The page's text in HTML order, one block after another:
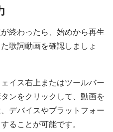
終わったら、始めから再生
歌詞動画を確認しましょ
イス右上またはツールバー
ンをクリックして、動画を
デバイスやプラットフォー
ることが可能です。